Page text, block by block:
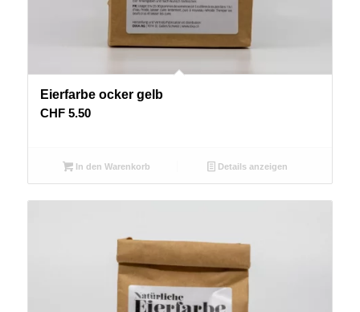
Eierfarbe ocker gelb
CHF5.50
In den Warenkorb Details anzeigen